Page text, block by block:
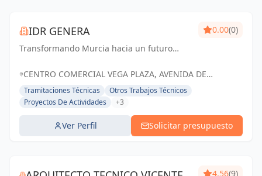
IDR GENERA
Transformando Murcia hacia un futuro
renovables y eficientes.
0.00(0)
CENTRO COMERCIAL VEGA PLAZA, AVENIDA DE
GRANADA, MOLINA DE SEGURA, MURCIA, ESPAÑA,
España
Tramitaciones Técnicas
Otros Trabajos Técnicos
Proyectos De Actividades
+3
Ver Perfil Solicitar presupuesto
4.56(9)